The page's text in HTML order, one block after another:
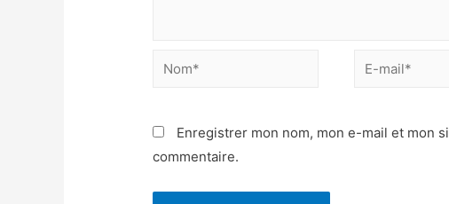
Enregistrer mon nom, mon e-mail et mon
commentaire.